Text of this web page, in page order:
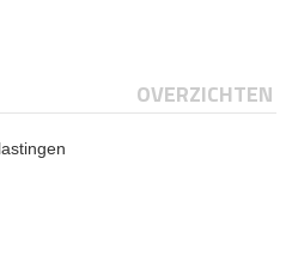
OVERZICHTEN